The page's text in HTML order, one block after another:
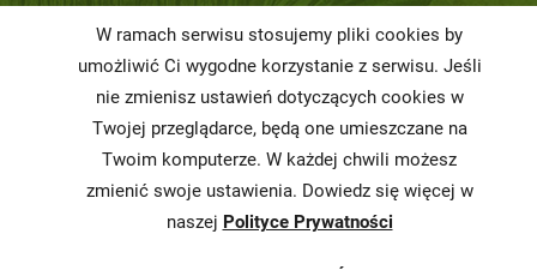
podatkowej
Karty
charakterystyki
Butelkomaty
W ramach serwisu stosujemy pliki cookies by
umożliwić Ci wygodne korzystanie z serwisu. Jeśli
nie zmienisz ustawień dotyczących cookies w
Twojej przeglądarce, będą one umieszczane na
Twoim komputerze. W każdej chwili możesz
zmienić swoje ustawienia. Dowiedz się więcej w
naszej Polityce Prywatności